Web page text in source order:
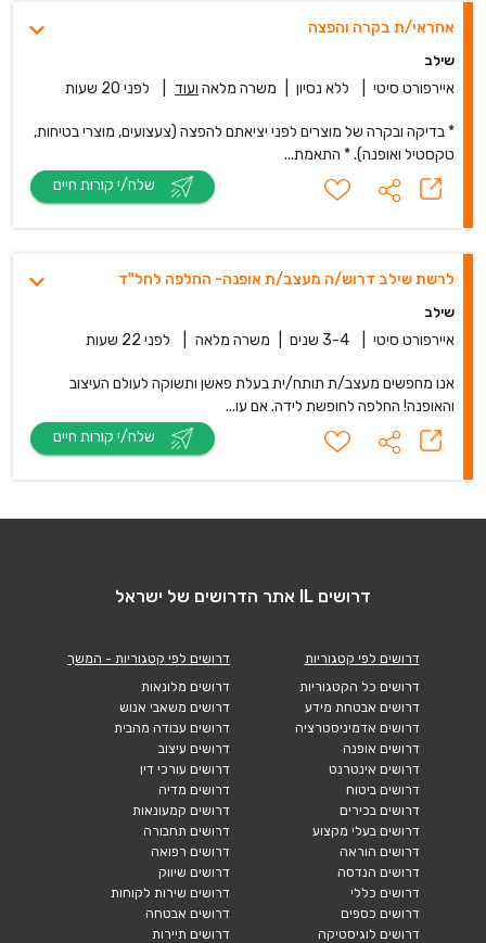
אחראי/ת בקרה והפצה
שילב
איירפורט סיטי ללא נסיון משרה מלאה ועוד לפני 20 שעות
* בדיקה ובקרה של מוצרים לפני יציאתם להפצה (צעצועים, מוצרי בטיחות,
טקסטיל ואופנה). * התאמת...
לרשת שילב דרוש/ה מעצב/ת אופנה- החלפה לחל"ד
שילב
איירפורט סיטי 3-4 שנים משרה מלאה לפני 22 שעות
אנו מחפשים מעצב/ת תותח/ית בעלת פאשן ותשוקה לעולם העיצוב
והאופנה! החלפה לחופשת לידה. אם עו...
דרושים IL אתר הדרושים של ישראל
דרושים לפי קטגוריות
דרושים כל הקטגוריות
דרושים אבטחת מידע
דרושים אדמיניסטרציה
דרושים אופנה
דרושים אינטרנט
דרושים ביטוח
דרושים בכירים
דרושים בעלי מקצוע
דרושים הוראה
דרושים הנדסה
דרושים כללי
דרושים כספים
דרושים לוגיסטיקה
דרושים לפי קטגוריות - המשך
דרושים מלונאות
דרושים משאבי אנוש
דרושים עבודה מהבית
דרושים עיצוב
דרושים עורכי דין
דרושים מדיה
דרושים קמעונאות
דרושים תחבורה
דרושים רפואה
דרושים שיווק
דרושים שירות לקוחות
דרושים אבטחה
דרושים תיירות